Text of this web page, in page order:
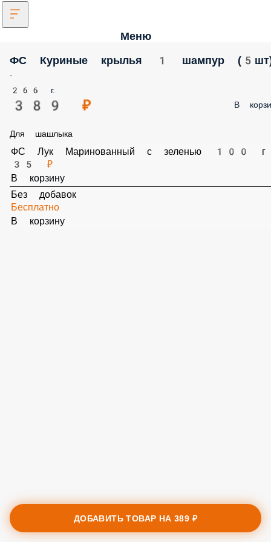
Меню
ФС Куриные крылья 1 шампур (5шт)
-
266 г.
389 ₽ В
Для шашлыка
ФС Лук Маринованный с зеленью 100 г
35 ₽
В корзину
Без добавок
Бесплатно
ДОБАВИТЬ ТОВАР НА389 ₽